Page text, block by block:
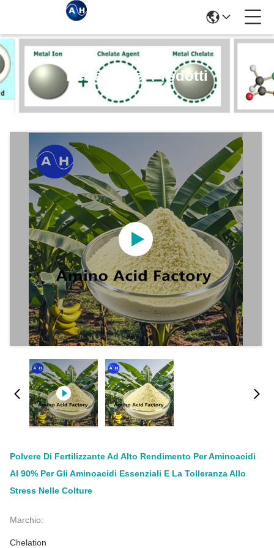
Dettagli Dei Prodotti
Polvere Di Fertilizzante Ad Alto Rendimento Per Aminoacidi
Al 90% Per Gli Aminoacidi Essenziali E La Tolleranza Allo
Stress Nelle Colture
Marchio:
Chelation